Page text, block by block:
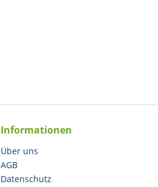
Informationen
Über uns
AGB
Datenschutz